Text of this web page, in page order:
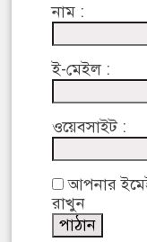
নাম :
ই-মেইল :
ওয়েবসাইট :
আপনার
রাখুন